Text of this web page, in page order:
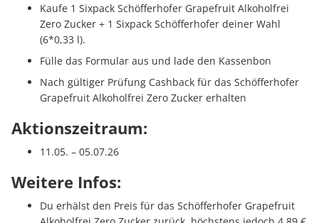
Kaufe 1 Sixpack Schöfferhofer Grapefruit Alkoholfrei
Zero Zucker + 1 Sixpack Schöfferhofer deiner Wahl
(6*0,33 l).
Fülle das Formular aus und lade den Kassenbon
Nach gültiger Prüfung Cashback für das Schöfferhofer
Grapefruit Alkoholfrei Zero Zucker erhalten
Aktionszeitraum:
11.05. – 05.07.26
Weitere Infos:
Du erhälst den Preis für das Schöfferhofer Grapefruit